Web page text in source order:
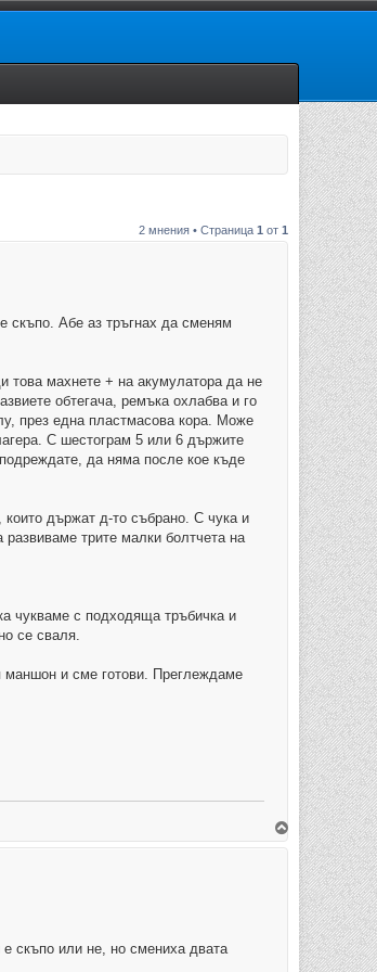
2 мнения • Страница 1 от 1
скъпо. Абе аз тръгнах да сменям
това махнете + на акумулатора да не
обтегача, ремъка охлабва и го
през една пластмасова кора. Може
С шестограм 5 или 6 държите
да няма после кое къде
които държат д-то събрано. С чука и
трите малки болтчета на
чукваме с подходяща тръбичка и
се сваля.
маншон и сме готови. Преглеждаме
ъ
скъпо или не, но смениха двата